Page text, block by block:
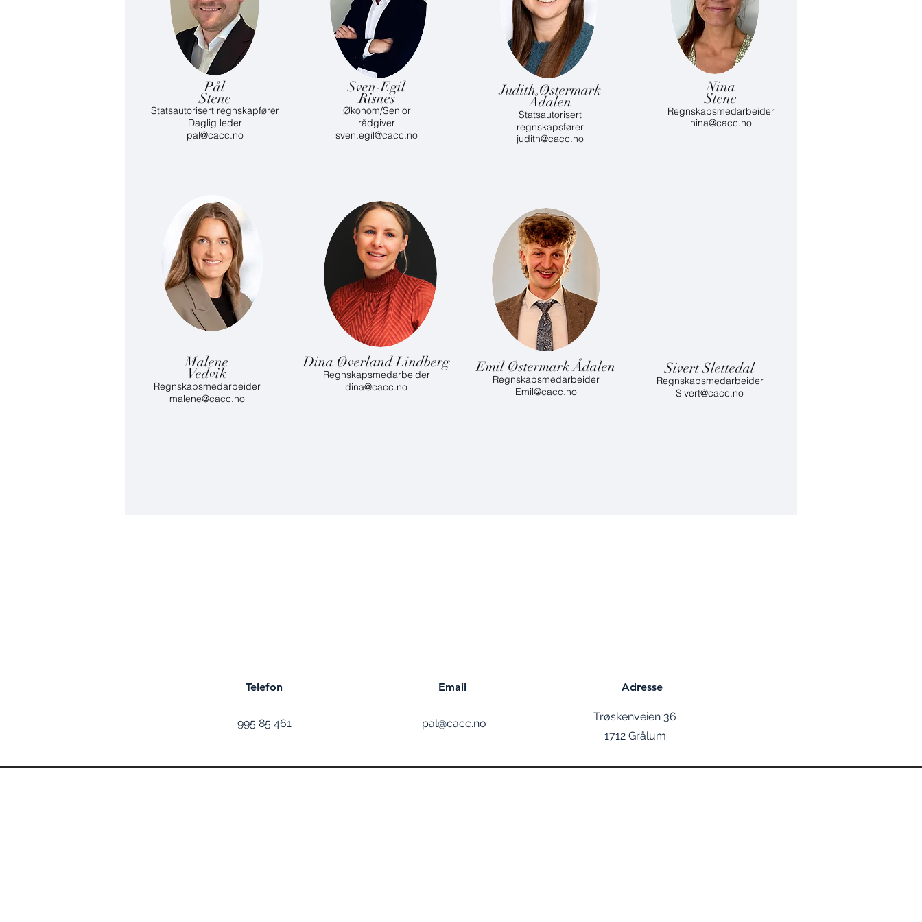
Pål
Stene
Statsautorisert regnskapfører
Daglig leder
pal@cacc.no
Sven-Egil
Risnes
Økonom/Senior
rådgiver
sven.egil@cacc.no
Judith Østermark
Ådalen
Statsautorisert
regnskapsfører
judith@cacc.no
Nina
Stene
Regnskapsmedarbeider
nina@cacc.no
Malene
Vedvik
Regnskapsmedarbeider
malene@cacc.no
Dina Øverland Lindberg
Regnskapsmedarbeider
​dina@cacc.no
Emil Østermark Ådalen
Regnskapsmedarbeider
​Emil@cacc.no
Sivert Slettedal
Regnskapsmedarbeider
​Sivert@cacc.no
Telefon
995 85 461
Email
pal@cacc.no
Adresse
Trøskenveien 36
1712 Grålum